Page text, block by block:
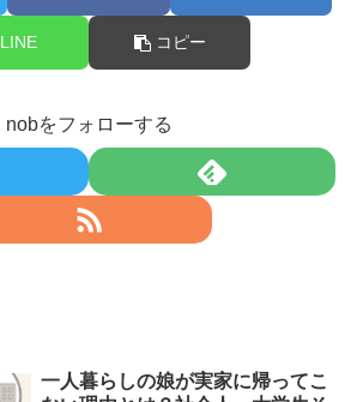
LINE コピー
nobをフォローする
一人暮らしの娘が実家に帰ってこ